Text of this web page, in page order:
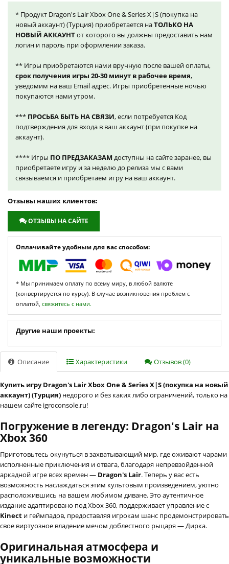
* Продукт Dragon's Lair Xbox One & Series X|S (покупка на
новый аккаунт) (Турция) приобретается наТОЛЬКО НА
НОВЫЙ АККАУНТот которого вы должны предоставить нам
логин и пароль при оформлении заказа.
** Игры приобретаются нами вручную после вашей оплаты,
срок получения игры 20-30 минут в рабочее время,
уведомим на ваш Email адрес. Игры приобретенные ночью
покупаются нами утром.
*** ПРОСЬБА БЫТЬ НА СВЯЗИ, если потребуется Код
подтверждения для входа в ваш аккаунт (при покупке на
аккаунт).
**** Игры ПО ПРЕДЗАКАЗАМ доступны на сайте заранее, вы
приобретаете игру и за неделю до релиза мы с вами
связываемся и приобретаем игру на ваш аккаунт.
Отзывы наших клиентов:
ОТЗЫВЫ НА САЙТЕ
Оплачивайте удобным для вас способом:
* Мы принимаем оплату по всему миру, в любой валюте
(конвертируется по курсу). В случае возникновения проблем с
оплатой, свяжитесь с нами.
Другие наши проекты:
Описание Характеристики Отзывов (0)
Купить игру Dragon's Lair Xbox One & Series X|S (покупка на новый
аккаунт) (Турция) недорого и без каких либо ограничений, только на
нашем сайте igroconsole.ru!
Погружение в легенду: Dragon's Lair на
Xbox 360
Приготовьтесь окунуться в захватывающий мир, где оживают чарами
исполненные приключения и отвага, благодаря непревзойденной
аркадной игре всех времен — Dragon's Lair. Теперь у вас есть
возможность наслаждаться этим культовым произведением, уютно
расположившись на вашем любимом диване. Это аутентичное
издание адаптировано под Xbox 360, поддерживает управление с
Kinect и геймпадов, предоставляя игрокам шанс продемонстрировать
свое виртуозное владение мечом доблестного рыцаря — Дирка.
Оригинальная атмосфера и
уникальные возможности